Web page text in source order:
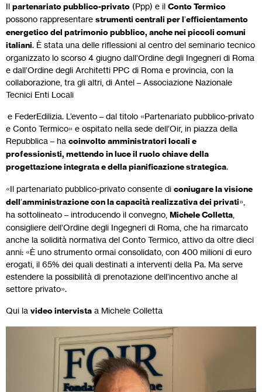
Il partenariato pubblico-privato (Ppp) e il Conto Termico
possono rappresentare strumenti centrali per l’efficientamento
energetico del patrimonio pubblico, anche nei piccoli comuni
italiani. È stata una delle riflessioni al centro del seminario tecnico
organizzato lo scorso 4 giugno dall’Ordine degli Ingegneri di Roma
e dall’Ordine degli Architetti PPC di Roma e provincia, con la
collaborazione, tra gli altri, di Antel – Associazione Nazionale
Tecnici Enti Locali
e FederEdilizia. L’evento – dal titolo «Partenariato pubblico-privato
e Conto Termico» e ospitato nella sede dell’Oir, in piazza della
Repubblica – ha coinvolto amministratori locali e
professionisti, mettendo in luce il ruolo chiave della
progettazione integrata e della pianificazione strategica.
«Il partenariato pubblico-privato consente di coniugare la visione
dell’amministrazione con la capacità realizzativa dei privati»,
ha sottolineato – introducendo il convegno, Michele Colletta
consigliere dell’Ordine degli Ingegneri di Roma, che ha rimarcato
anche la solidità normativa del Conto Termico, attivo da oltre dieci
anni: «È uno strumento ormai consolidato, con 400 milioni di euro
erogati, il 65% dei quali destinati a interventi della Pa. Ma serve
estendere la possibilità di prenotazione dell’incentivo anche al
settore privato».
Qui la video intervista a Michele Colletta